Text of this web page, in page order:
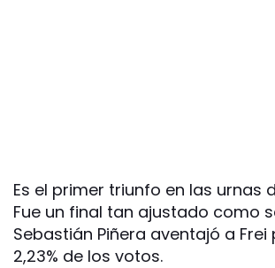
Es el primer triunfo en las urnas
Fue un final tan ajustado como
Sebastián Piñera aventajó a
2,23% de los votos.